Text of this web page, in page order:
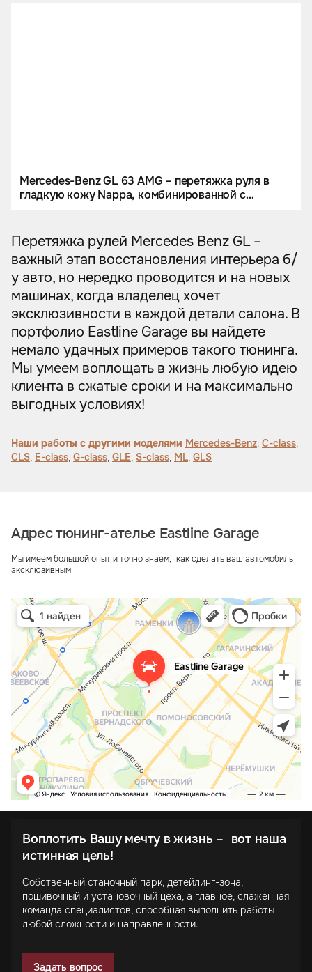
Mercedes-Benz GL 63 AMG – перетяжка руля в
гладкую кожу Nappa, комбинированной с
Перетяжка рулей Mercedes Benz GL –
важный этап восстановления интерьера б/
у авто, но нередко проводится и на новых
машинах, когда владелец хочет
эксклюзивности в каждой детали салона. В
портфолио Eastline Garage вы найдете
немало удачных примеров такого тюнинга.
Мы умеем воплощать в жизнь любую идею
клиента в сжатые сроки и на максимально
выгодных условиях!
Наши работы с другими моделями Mercedes-Benz: C-class,
CLS, E-class, G-class, GLE, S-class, ML, GLS
Адрес тюнинг-ателье Eastline Garage
Мы имеем большой опыт и точно знаем, как сделать ваш автомобиль
эксклюзивным
Воплотить Вашу мечту в жизнь – вот наша
истинная цель!
Собственный станочный парк, детейлинг-зона,
пошивочный и установочный цеха, а главное, слаженная
команда специалистов, способная выполнить работы
любой сложности и направленности.
Задать вопрос